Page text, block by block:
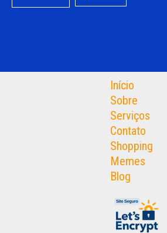
Início
Sobre
Serviços
Contato
Shopping
Memes
Blog